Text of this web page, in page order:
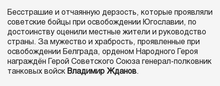
Бесстрашие и отчаянную дерзость, которые проявляли
советские бойцы при освобождении Югославии, по
достоинству оценили местные жители и руководство
страны. За мужество и храбрость, проявленные при
освобождении Белграда, орденом Народного Героя
награждён Герой Советского Союза генерал-полковник
танковых войск Владимир Жданов.